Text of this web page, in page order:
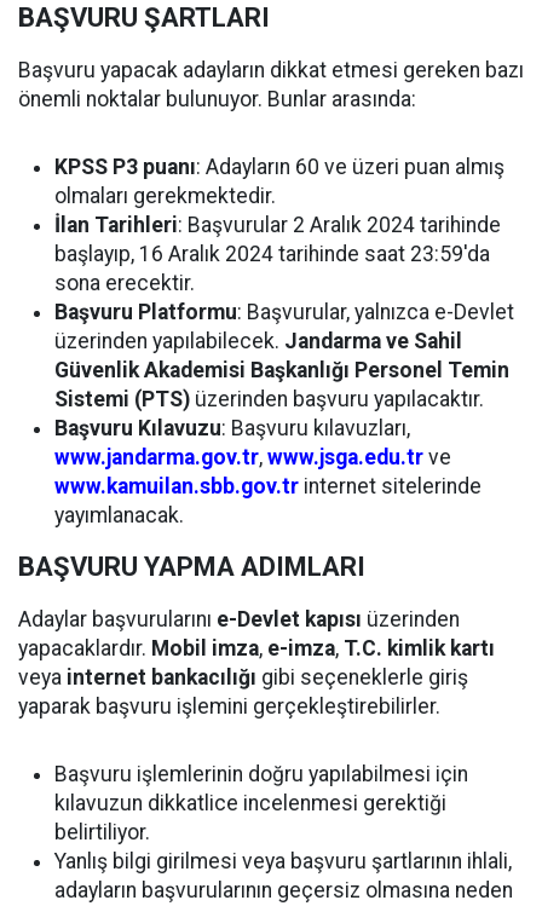
BAŞVURU ŞARTLARI
Başvuru yapacak adayların dikkat etmesi gereken bazı
önemli noktalar bulunuyor. Bunlar arasında:
KPSS P3 puanı: Adayların 60 ve üzeri puan almış
olmaları gerekmektedir.
İlan Tarihleri: Başvurular 2 Aralık 2024 tarihinde
başlayıp, 16 Aralık 2024 tarihinde saat 23:59'da
sona erecektir.
Başvuru Platformu: Başvurular, yalnızca e-Devlet
üzerinden yapılabilecek. Jandarma ve Sahil
Güvenlik Akademisi Başkanlığı Personel Temin
Sistemi (PTS) üzerinden başvuru yapılacaktır.
Başvuru Kılavuzu: Başvuru kılavuzları,
www.jandarma.gov.tr, www.jsga.edu.tr ve
www.kamuilan.sbb.gov.tr internet sitelerinde
yayımlanacak.
BAŞVURU YAPMA ADIMLARI
Adaylar başvurularını e-Devlet kapısı üzerinden
yapacaklardır. Mobil imza, e-imza, T.C. kimlik kartı
veya internet bankacılığı gibi seçeneklerle giriş
yaparak başvuru işlemini gerçekleştirebilirler.
Başvuru işlemlerinin doğru yapılabilmesi için
kılavuzun dikkatlice incelenmesi gerektiği
belirtiliyor.
Yanlış bilgi girilmesi veya başvuru şartlarının ihlali,
adayların başvurularının geçersiz olmasına neden